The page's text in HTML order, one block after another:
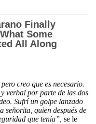
creo que es necesario.
verbal por parte de las dos
Sufrí un golpe lanzado
señorita, quien después de
que tenía”, se le